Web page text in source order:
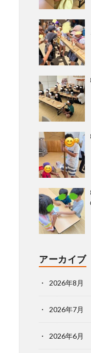
アーカイブ
2026年8月
2026年7月
2026年6月